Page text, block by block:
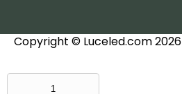
Copyright © Luceled.com 2026